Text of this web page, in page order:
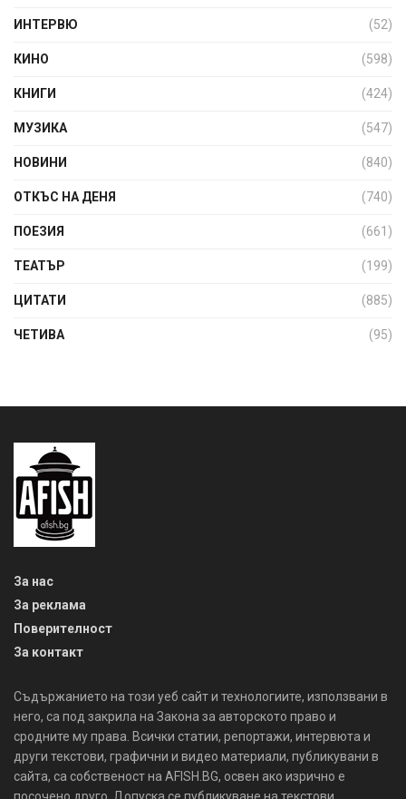
ИНТЕРВЮ (52)
КИНО (598)
КНИГИ (424)
МУЗИКА (547)
НОВИНИ (840)
ОТКЪС НА ДЕНЯ (740)
ПОЕЗИЯ (661)
ТЕАТЪР (199)
ЦИТАТИ (885)
ЧЕТИВА (95)
За нас
За реклама
Поверителност
За контакт
Съдържанието на този уеб сайт и технологиите, използвани в
него, са под закрила на Закона за авторското право и
сродните му права. Всички статии, репортажи, интервюта и
други текстови, графични и видео материали, публикувани в
сайта, са собственост на AFISH.BG, освен ако изрично е
посочено друго. Допуска се публикуване на текстови